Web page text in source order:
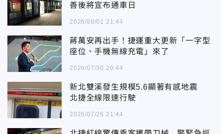
善後將宣布通車日
2026/08/01 21:44
蔣萬安再出手！捷運重大更新「一字型
座位、手機無線充電」來了
2026/07/30 20:44
新北雙溪發生規模5.6顯著有感地震
北捷全線限速行駛
2026/07/26 21:44